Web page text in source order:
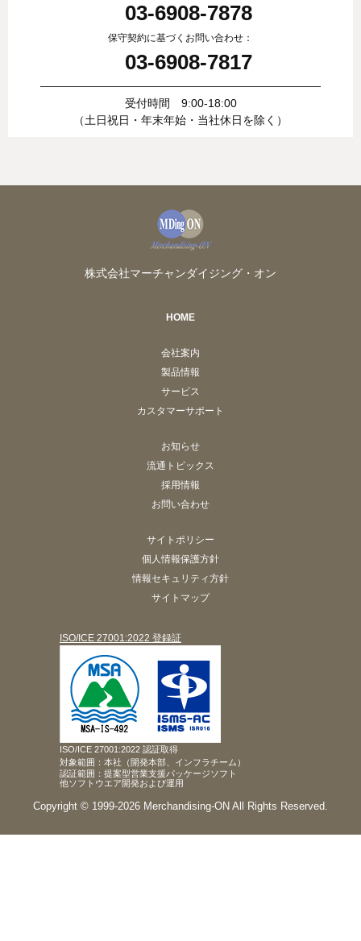
03-6908-7878
保守契約に基づくお問い合わせ：
03-6908-7817
受付時間 9:00-18:00
（土日祝日・年末年始・当社休日を除く）
株式会社マーチャンダイジング・オン
HOME
会社案内
製品情報
サービス
カスタマーサポート
お知らせ
流通トピックス
採用情報
お問い合わせ
サイトポリシー
個人情報保護方針
情報セキュリティ方針
サイトマップ
ISO/ICE 27001:2022 登録証
ISO/ICE 27001:2022 認証取得
対象範囲：本社（開発本部、インフラチーム）
認証範囲：提案型営業支援パッケージソフト
他ソフトウエア開発および運用
Copyright © 1999-2026 Merchandising-ON All Rights Reserved.